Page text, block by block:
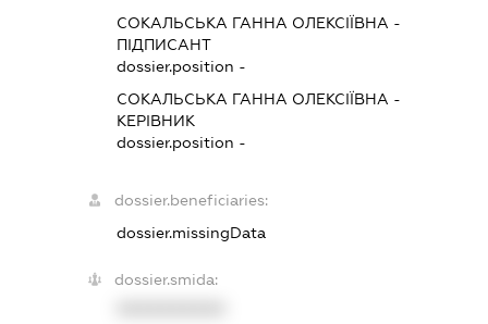
СОКАЛЬСЬКА ГАННА ОЛЕКСІЇВНА -
ПІДПИСАНТ
dossier.position -
СОКАЛЬСЬКА ГАННА ОЛЕКСІЇВНА -
КЕРІВНИК
dossier.position -
dossier.beneficiaries:
dossier.missingData
dossier.smida: